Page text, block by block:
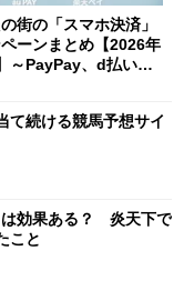
街の「スマホ決済」
ーンまとめ【2026年
～PayPay、d払い、a
て続ける競馬予想サイ
は効果ある？ 炎天下で
こと